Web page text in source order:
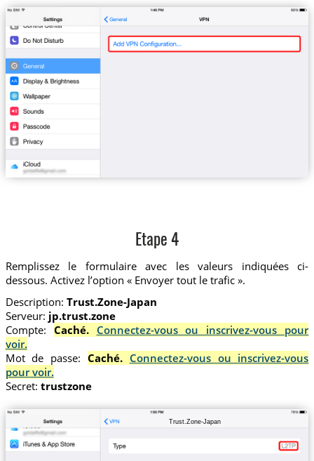
Etape 4
Remplissez le formulaire avec les valeurs indiquées ci-
dessous. Activez l’option « Envoyer tout le trafic ».
Description: Trust.Zone-Japan
Serveur: jp.trust.zone
Compte: Caché. Connectez-vous ou inscrivez-vous pour
voir.
Mot de passe: Caché. Connectez-vous ou inscrivez-vous
pour voir.
Secret: trustzone
Trust.Zone-Japan